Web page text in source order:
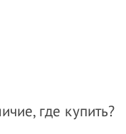
где купить?